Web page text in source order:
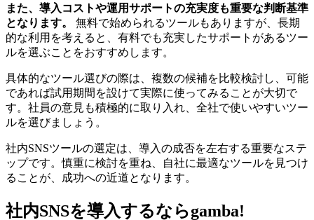
また、導入コストや運用サポートの充実度も重要な判断基準
となります。
無料で始められるツールもありますが、長期
的な利用を考えると、有料でも充実したサポートがあるツー
ルを選ぶことをおすすめします。
具体的なツール選びの際は、複数の候補を比較検討し、可能
であれば試用期間を設けて実際に使ってみることが大切で
す。社員の意見も積極的に取り入れ、全社で使いやすいツー
ルを選びましょう。
社内SNSツールの選定は、導入の成否を左右する重要なステ
ップです。慎重に検討を重ね、自社に最適なツールを見つけ
ることが、成功への近道となります。
社内SNSを導入するならgamba!